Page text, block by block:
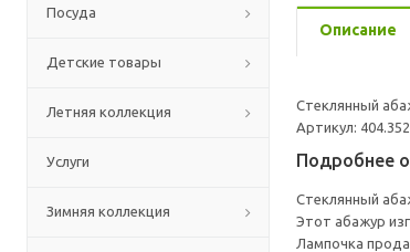
Посуда
Детские товары
Летняя коллекция
Услуги
Зимняя коллекция
Описание
Стеклянный
Артикул:
Подробнее
Стеклянный
Этот абажур
Лампочка